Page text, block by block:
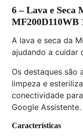
6 – Lava e Seca
MF200D110WB
A lava e seca da
ajudando a cuidar
Os destaques são
limpeza e
conectividade
Google Assistente.
Características